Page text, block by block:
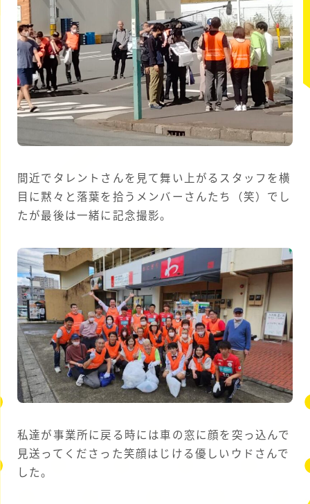
間近でタレントさんを見て舞い上がるスタッフを横
目に黙々と落葉を拾うメンバーさんたち（笑）でし
たが最後は一緒に記念撮影。
私達が事業所に戻る時には車の窓に顔を突っ込んで
見送ってくださった笑顔はじける優しいウドさんで
した。